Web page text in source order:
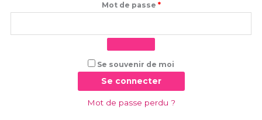
Mot de passe *
Se souvenir de moi
Se connecter
Mot de passe perdu ?